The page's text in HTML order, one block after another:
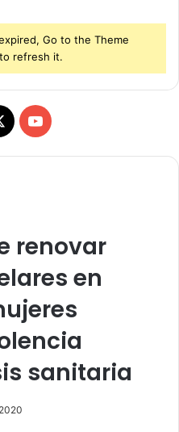
renovar
en
sanitaria
Go to the Theme
refresh it.
X
Y
o
u
b
e